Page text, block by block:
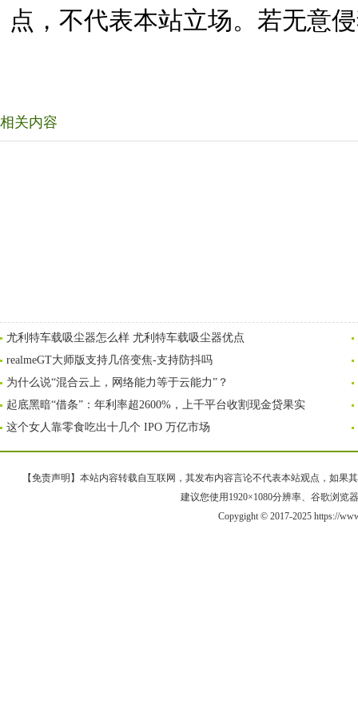
点，不代表本站立场。若无意
相关内容
尤利特车载吸尘器怎么样 尤利特车载吸尘器优点
realmeGT大师版支持几倍变焦-支持防抖吗
为什么说“混合云上，网络能力等于云能力”？
起底黑暗“借条”：年利率超2600%，上千平台收割现金贷果实
这个女人靠零食吃出十几个 IPO 万亿市场
【免责声明】本站内容转载自互联网，其发布内容言论不代表本站观点，如果
建议您使用1920×1080分辨率、谷歌浏览
Copygight © 2017-2025 https://